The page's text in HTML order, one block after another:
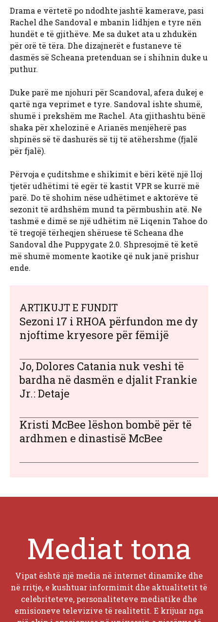
Drama e vërtetë po ndodhte jashtë kamerave, pasi
Rachel dhe Sandoval e mbanin lidhjen e tyre nën
hundët e të gjithëve. Me sa duket ata u zhdukën
për orë të tëra. Dhe dizajnerët e fustaneve të
dasmës së Scheana pretenduan se i shihnin duke u
puthur.
Duke parë me njohuri për Scandoval, afera dukej e
qartë nga veprimet e tyre. Sandoval ishte shumë,
shumë i prekshëm me Rachel. Ata gjithashtu bënë
shaka për xhelozinë e Arianës menjëherë pas
shpinës së të dashurës së tij të atëhershme (fjalë
për fjalë).
Përvoja e çuditshme e shikimit e bëri këtë një lloj
tjetër udhëtimi të egër të kastit VPR se kurrë më
parë. Do të shohim nëse udhëtimet e aktorëve të
sezonit të ardhshëm mund ta përmbushin atë. Ne
tashmë e dimë se një udhëtim në Liqenin Tahoe do
të tregojë tërheqjen shëruese të Scheana dhe
Sandoval dhe Puppygate 2.0. Shpresojmë të ketë
më shumë momente kaotike që nuk janë prishur
ende.
ARTIKUJT E FUNDIT
Sezoni 17 i RHOA përfundon me dy
njoftime kryesore për fëmijë
Jo, Dolores Catania nuk veshi të
bardha në dasmën e djalit Frankie
Jr.: Detaje
Kristi McBee lëshon bombë për të
ardhmen e dinastisë McBee
Mediat tona
Vipat është një media në internet dinamike dhe
në rritje, e kushtuar informimit dhe aktualitetit të
celebriteteve, personaliteteve mediatike dhe
emisioneve televizive të realitetit. E krijuar nga